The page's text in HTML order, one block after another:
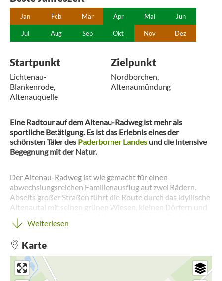
Jan Feb Mär Apr Mai Jun
Jul Aug Sep Okt Nov Dez
Startpunkt
Lichtenau-
Blankenrode,
Altenauquelle
Zielpunkt
Nordborchen,
Altenaumündung
Eine Radtour auf dem Altenau-Radweg ist mehr als
sportliche Betätigung. Es ist das Erlebnis eines der
schönsten Täler des Paderborner Landes und die intensive
Begegnung mit der Natur.
Der Altenau-Radweg ist wie gemacht für einen
abwechslungsreichen Familienausflug auf zwei Rädern.
Abseits großer Straßen führt die Route durch das idyllische
Altenautal mit seinen grünen Wiesen, kleinen Dörfern und
dem plätschernden Fluss Altenau als stetigem Begleiter.
Unterwegs gibt es viel zu entdecken: historische Ortskerne,
spannende Spuren der Vergangenheit, die von der langen
Geschichte des Tals erzählen.
Auf rund 28 Kilometern folgt der Radweg dem Lauf der
Weiterlesen
Karte